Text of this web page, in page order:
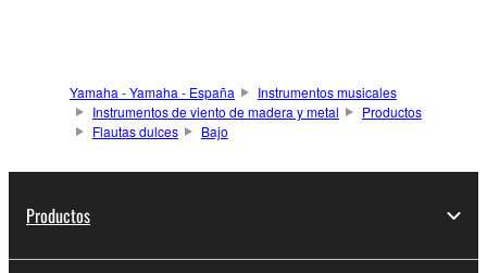
Yamaha - Yamaha - España
Instrumentos musicales
Instrumentos de viento de madera y metal
Productos
Flautas dulces
Bajo
Productos